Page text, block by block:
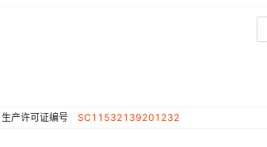
生产许可证编号 SC11532139201232